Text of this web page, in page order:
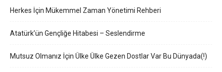
Herkes İçin Mükemmel Zaman Yönetimi Rehberi
Atatürk’ün Gençliğe Hitabesi – Seslendirme
Mutsuz Olmanız İçin Ülke Ülke Gezen Dostlar Var Bu Dünyada(!)